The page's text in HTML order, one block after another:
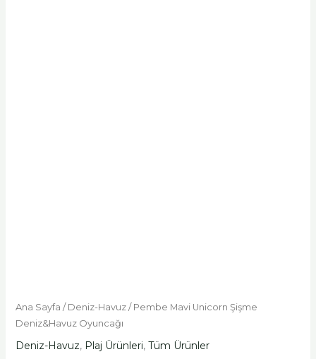
Ana Sayfa / Deniz-Havuz/ Pembe Mavi Unicorn Şişme
Deniz&Havuz Oyuncağı
Deniz-Havuz, Plaj Ürünleri, Tüm Ürünler